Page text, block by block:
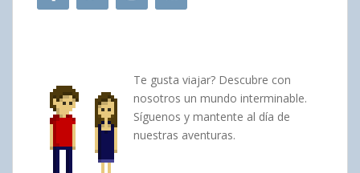
Te gusta viajar? Descubre con
nosotros un mundo interminable.
Síguenos y mantente al día de
nuestras aventuras.